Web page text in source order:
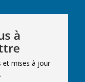
à
et mises à jour